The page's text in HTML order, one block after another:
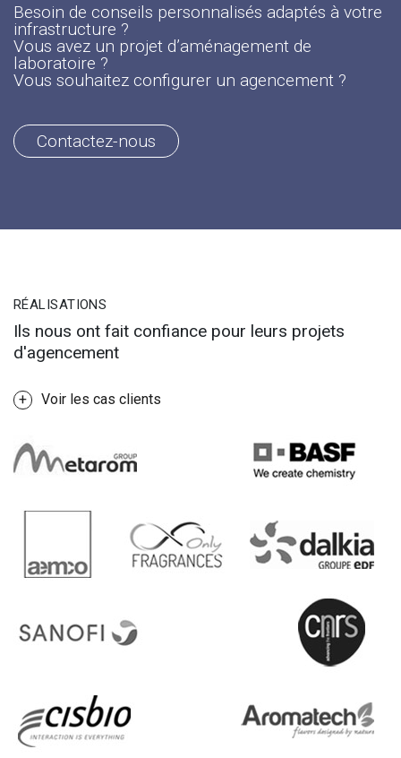
Besoin de conseils personnalisés adaptés à votre
infrastructure ?
Vous avez un projet d’aménagement de
laboratoire ?
Vous souhaitez configurer un agencement ?
Contactez-nous
RÉALISATIONS
Ils nous ont fait confiance pour leurs projets
d'agencement
Voir les cas clients